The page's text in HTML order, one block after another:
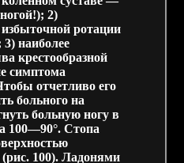
2)
ротации
3) наиболее
крестообразной
симптома
отчетливо его
больного на
больную ногу в
100—90°. Стопа
(рис. 100). Ладонями